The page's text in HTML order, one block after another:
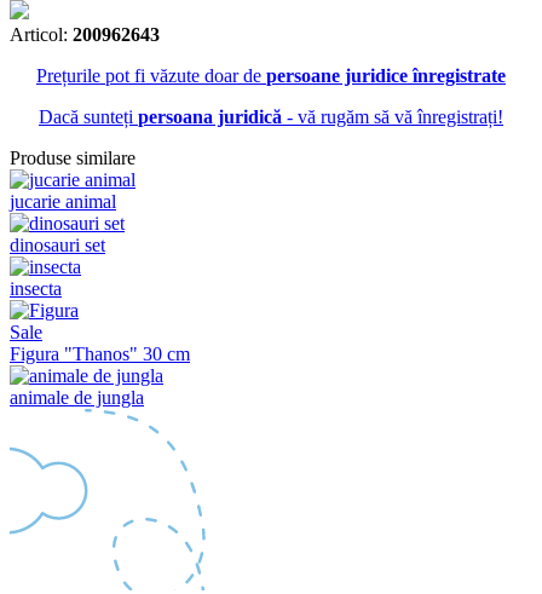
Articol: 200962643
Prețurile pot fi văzute doar de persoane juridice înregistrate
Dacă sunteți persoana juridică - vă rugăm să vă înregistrați!
Produse similare
jucarie animal
dinosauri set
insecta
Sale
Figura "Thanos" 30 cm
animale de jungla